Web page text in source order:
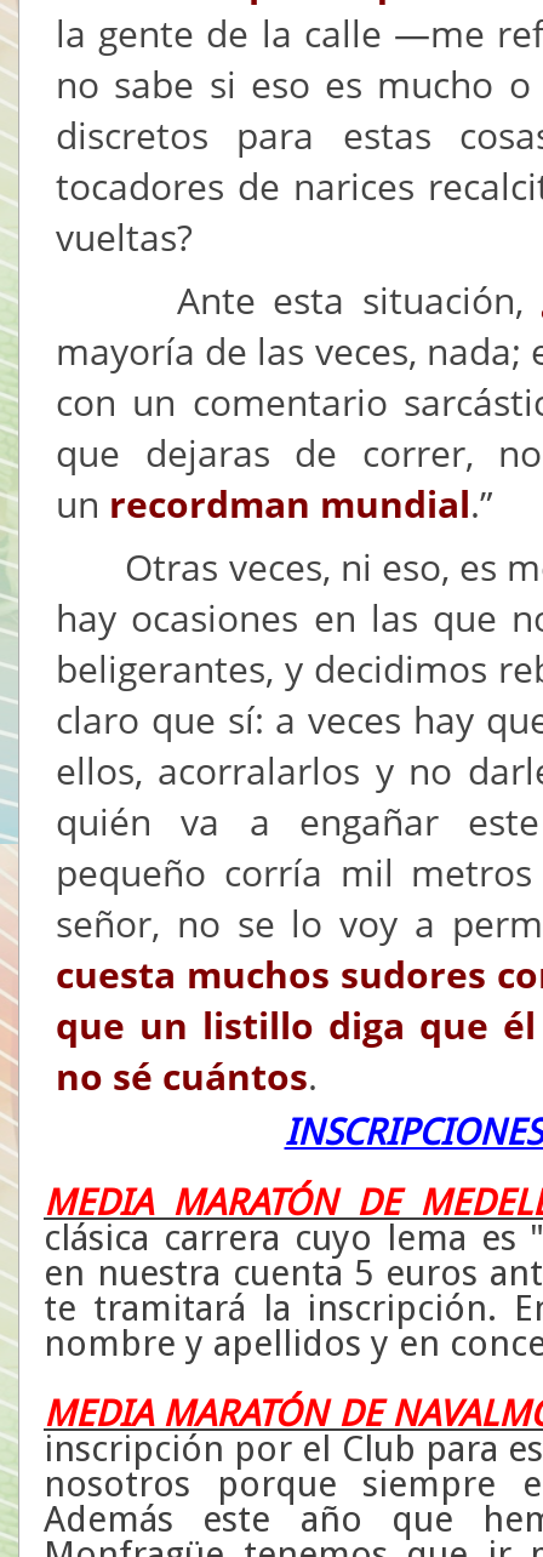
la gente de la calle —me
no sabe si eso es mucho
discretos para estas
tocadores de narices
vueltas?
Ante esta situación,
mayoría de las veces,
con un comentario
que dejaras de correr,
un recordman mundial.”
Otras veces, ni eso, es
hay ocasiones en las que
beligerantes, y decidimos
claro que sí: a veces hay
ellos, acorralarlos y no
quién va a engañar
pequeño corría mil
señor, no se lo voy a
cuesta muchos sudores
que un listillo diga que
no sé cuántos.
MEDIA MARATÓN DE
clásica carrera cuyo lema es
en nuestra cuenta 5 euros
te tramitará la inscripción.
nombre y apellidos y en
MEDIA MARATÓN DE
inscripción por el Club para
nosotros porque siempre
Además este año que